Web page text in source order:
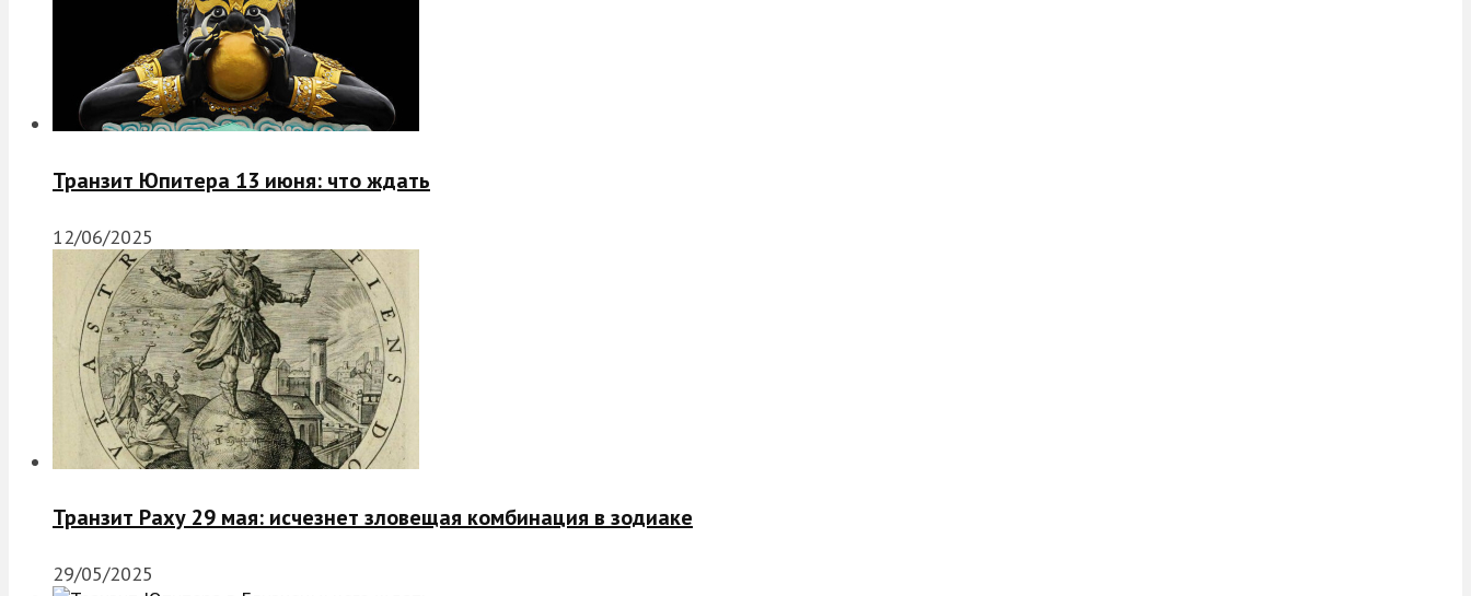
Транзит Юпитера 13 июня: что ждать
12/06/2025
Транзит Раху 29 мая: исчезнет зловещая комбинация в зодиаке
29/05/2025